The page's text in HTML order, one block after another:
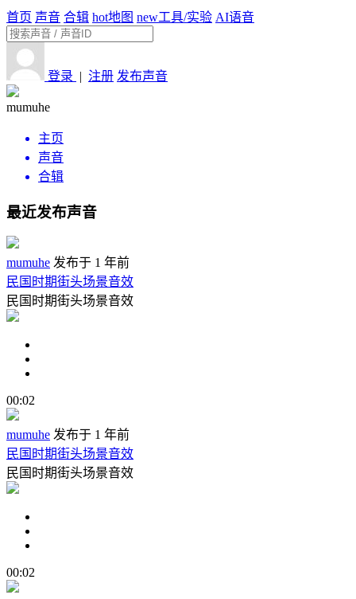
首页 声音 合辑 hot地图 new工具/实验 AI语音
登录 | 注册 发布声音
mumuhe
主页
声音
合辑
最近发布声音
mumuhe 发布于 1 年前
民国时期街头场景音效
民国时期街头场景音效
00:02
mumuhe 发布于 1 年前
民国时期街头场景音效
民国时期街头场景音效
00:02